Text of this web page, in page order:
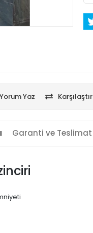
Yorum Yaz Karşılaştır
Garanti ve Teslimat